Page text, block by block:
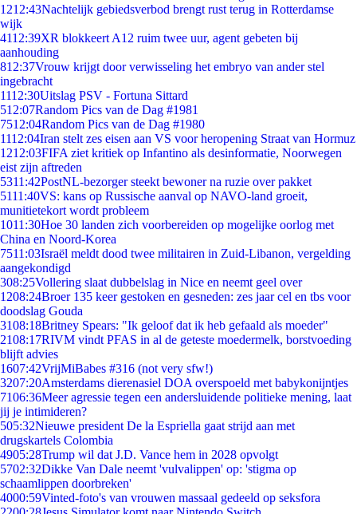
1212:43Nachtelijk gebiedsverbod brengt rust terug in Rotterdamse
wijk
4112:39XR blokkeert A12 ruim twee uur, agent gebeten bij
aanhouding
812:37Vrouw krijgt door verwisseling het embryo van ander stel
ingebracht
1112:30Uitslag PSV - Fortuna Sittard
512:07Random Pics van de Dag #1981
7512:04Random Pics van de Dag #1980
1112:04Iran stelt zes eisen aan VS voor heropening Straat van Hormuz
1212:03FIFA ziet kritiek op Infantino als desinformatie, Noorwegen
eist zijn aftreden
5311:42PostNL-bezorger steekt bewoner na ruzie over pakket
5111:40VS: kans op Russische aanval op NAVO-land groeit,
munitietekort wordt probleem
1011:30Hoe 30 landen zich voorbereiden op mogelijke oorlog met
China en Noord-Korea
7511:03Israël meldt dood twee militairen in Zuid-Libanon, vergelding
aangekondigd
308:25Vollering slaat dubbelslag in Nice en neemt geel over
1208:24Broer 135 keer gestoken en gesneden: zes jaar cel en tbs voor
doodslag Gouda
3108:18Britney Spears: "Ik geloof dat ik heb gefaald als moeder"
2108:17RIVM vindt PFAS in al de geteste moedermelk, borstvoeding
blijft advies
1607:42VrijMiBabes #316 (not very sfw!)
3207:20Amsterdams dierenasiel DOA overspoeld met babykonijntjes
7106:36Meer agressie tegen een andersluidende politieke mening, laat
jij je intimideren?
505:32Nieuwe president De la Espriella gaat strijd aan met
drugskartels Colombia
4905:28Trump wil dat J.D. Vance hem in 2028 opvolgt
5702:32Dikke Van Dale neemt 'vulvalippen' op: 'stigma op
schaamlippen doorbreken'
4000:59Vinted-foto's van vrouwen massaal gedeeld op seksfora